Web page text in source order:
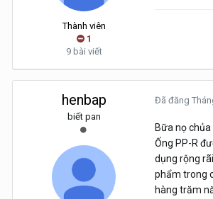
Thành viên
1
9 bài viết
henbap
biết pan
Đã đăng
Bữa nọ
Ống PP-R
dụng rộng
phẩm trong
hàng trăm